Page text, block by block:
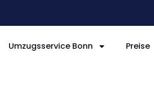
Umzugsservice Bonn Preise